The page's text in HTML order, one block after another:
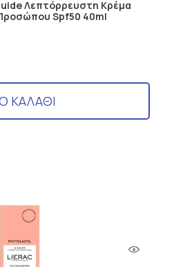
Λεπτόρρευστη Κρέμα
Spf50 40ml
ΚΑΛΑΘΙ